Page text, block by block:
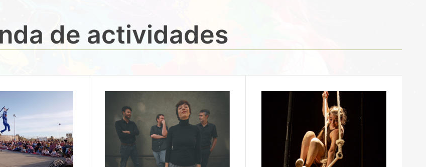
de actividades